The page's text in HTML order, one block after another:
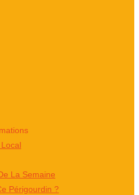
La Semaine
Périgourdin ?